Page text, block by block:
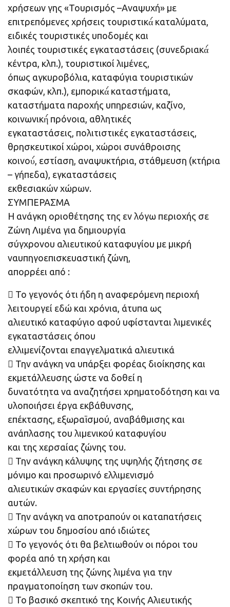
χρήσεων γης «Τουρισμός –Αναψυχή» με
επιτρεπόμενες χρήσεις τουριστικά́ καταλύματα,
ειδικές τουριστικές υποδομές και
λοιπές τουριστικές εγκαταστάσεις (συνεδριακά́
κέντρα, κλπ.), τουριστικοί λιμένες,
όπως αγκυροβόλια, καταφύγια τουριστικών
σκαφών, κλπ.), εμπορικά́ καταστήματα,
καταστήματα παροχής υπηρεσιών, καζίνο,
κοινωνική́ πρόνοια, αθλητικές
εγκαταστάσεις, πολιτιστικές εγκαταστάσεις,
θρησκευτικοί χώροι, χώροι συνάθροισης
κοινού́, εστίαση, αναψυκτήρια, στάθμευση (κτήρια
– γήπεδα), εγκαταστάσεις
εκθεσιακών χώρων.
ΣΥΜΠΕΡΑΣΜΑ
Η ανάγκη οριοθέτησης της εν λόγω περιοχής σε
Ζώνη Λιμένα για δημιουργία
σύγχρονου αλιευτικού καταφυγίου με μικρή
ναυπηγοεπισκευαστική ζώνη,
απορρέει από :
 Το γεγονός ότι ήδη η αναφερόμενη περιοχή
λειτουργεί εδώ και χρόνια, άτυπα ως
αλιευτικό καταφύγιο αφού υφίστανται λιμενικές
εγκαταστάσεις όπου
ελλιμενίζονται επαγγελματικά αλιευτικά
 Την ανάγκη να υπάρξει φορέας διοίκησης και
εκμετάλλευσης ώστε να δοθεί η
δυνατότητα να αναζητήσει χρηματοδότηση και να
υλοποιήσει έργα εκβάθυνσης,
επέκτασης, εξωραϊσμού, αναβάθμισης και
ανάπλασης του λιμενικού καταφυγίου
και της χερσαίας ζώνης του.
 Την ανάγκη κάλυψης της υψηλής ζήτησης σε
μόνιμο και προσωρινό ελλιμενισμό
αλιευτικών σκαφών και εργασίες συντήρησης
αυτών.
 Την ανάγκη να αποτραπούν οι καταπατήσεις
χώρων του δημοσίου από ιδιώτες
 Το γεγονός ότι θα βελτιωθούν οι πόροι του
φορέα από τη χρήση και
εκμετάλλευση της ζώνης λιμένα για την
πραγματοποίηση των σκοπών του.
 Το βασικό σκεπτικό της Κοινής Αλιευτικής